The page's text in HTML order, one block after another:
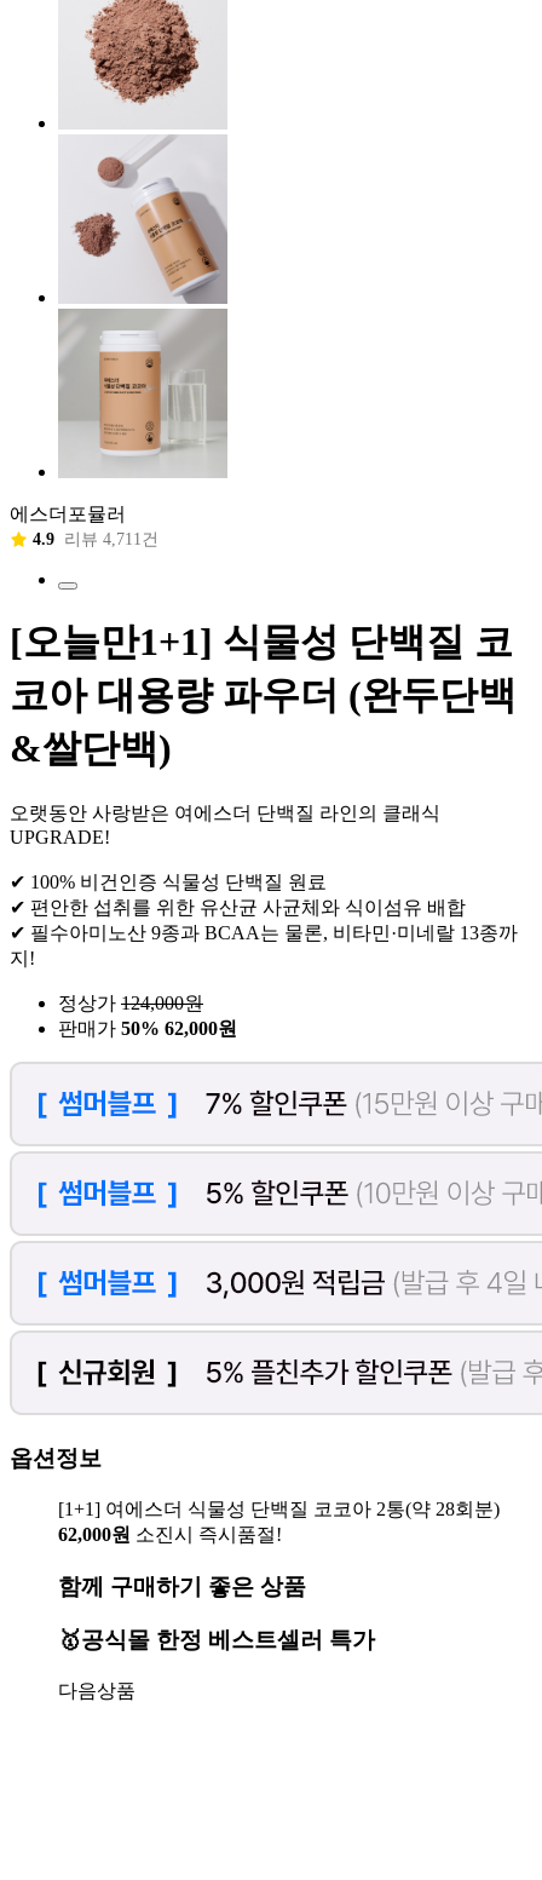
에스더포뮬러
4.9 리뷰 4,711건
[오늘만1+1] 식물성 단백질 코
코아 대용량 파우더 (완두단백
&쌀단백)
오랫동안 사랑받은 여에스더 단백질 라인의 클래식
UPGRADE!
✔ 100% 비건인증 식물성 단백질 원료
✔ 편안한 섭취를 위한 유산균 사균체와 식이섬유 배합
✔ 필수아미노산 9종과 BCAA는 물론, 비타민·미네랄 13종까
지!
정상가 124,000원
판매가 50% 62,000원
옵션정보
[1+1] 여에스더 식물성 단백질 코코아 2통(약 28회분)
62,000원 소진시 즉시품절!
함께 구매하기 좋은 상품
🥇공식몰 한정 베스트셀러 특가
다음상품